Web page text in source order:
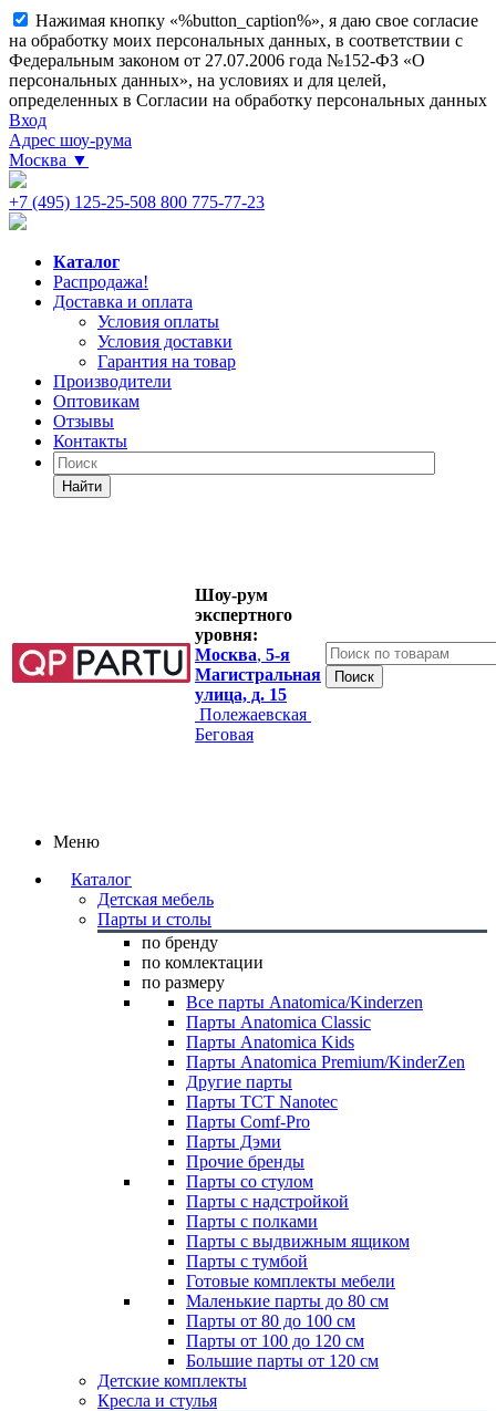
Нажимая кнопку «%button_caption%», я даю свое согласие
на обработку моих персональных данных, в соответствии с
Федеральным законом от 27.07.2006 года №152-ФЗ «О
персональных данных», на условиях и для целей,
определенных в Согласии на обработку персональных данных
Вход
Адрес шоу-рума
Москва ▼
+7 (495) 125-25-508 800 775-77-23
Каталог
Распродажа!
Доставка и оплата
Условия оплаты
Условия доставки
Гарантия на товар
Производители
Оптовикам
Отзывы
Контакты
Найти
Шоу-рум
экспертного
уровня:
Москва, 5-я
Магистральная
улица, д. 15
Полежаевская
Беговая
Меню
Каталог
Детская мебель
Парты и столы
по бренду
по комлектации
по размеру
Все парты Anatomica/Kinderzen
Парты Anatomica Classic
Парты Anatomica Kids
Парты Anatomica Premium/KinderZen
Другие парты
Парты TCT Nanotec
Парты Comf-Pro
Парты Дэми
Прочие бренды
Парты со стулом
Парты с надстройкой
Парты с полками
Парты с выдвижным ящиком
Парты с тумбой
Готовые комплекты мебели
Маленькие парты до 80 см
Парты от 80 до 100 см
Парты от 100 до 120 см
Большие парты от 120 см
Детские комплекты
Кресла и стулья